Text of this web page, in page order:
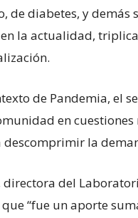
de diabetes, y demás
la actualidad,
de Pandemia, el
en
la
directora del
“fue un aporte